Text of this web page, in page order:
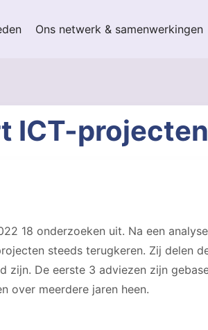
Ons netwerk & samenwerkingen
ICT-projecten
18 onderzoeken uit. Na een
steeds terugkeren. Zij delen
zijn. De eerste 3 adviezen zijn
over meerdere jaren heen.